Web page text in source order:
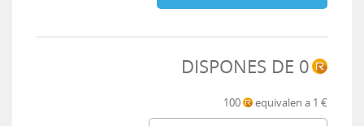
DISPONES DE 0
100 equivalen a 1 €